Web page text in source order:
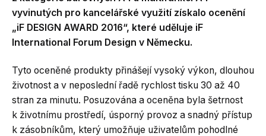
vyvinutých pro kancelářské využití získalo ocenění
„iF DESIGN AWARD 2016“, které uděluje iF
International Forum Design v Německu.
Tyto oceněné produkty přinášejí vysoký výkon, dlouhou
životnost a v neposlední řadě rychlost tisku 30 až 40
stran za minutu. Posuzována a oceněna byla šetrnost
k životnímu prostředí, úsporný provoz a snadný přístup
k zásobníkům, který umožňuje uživatelům pohodlné